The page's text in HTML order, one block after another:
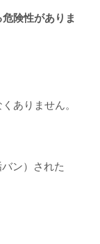
険性がありま
ありません。
ン）された